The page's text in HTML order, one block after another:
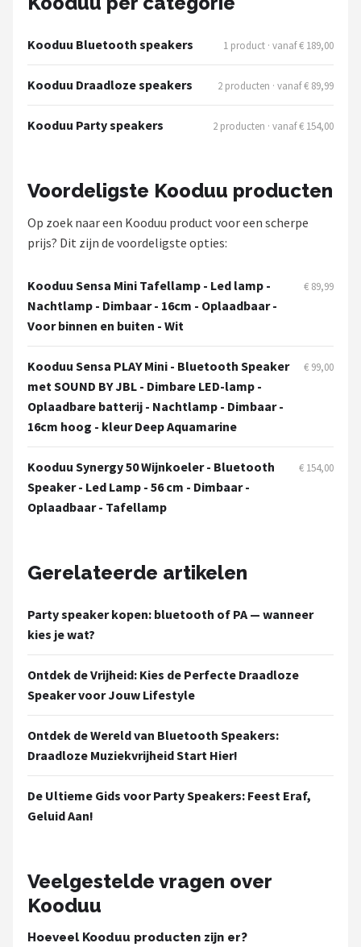
JBL
AquaSound
Ultimea
Carlinkit
Alle merken →
Kooduu Bluetooth speakers 1 product · vanaf € 189,00
Kooduu Draadloze speakers 2 producten · vanaf € 89,99
Kooduu Party speakers 2 producten · vanaf € 154,00
Voordeligste Kooduu producten
Op zoek naar een Kooduu product voor een scherpe
prijs? Dit zijn de voordeligste opties:
Kooduu Sensa Mini Tafellamp - Led lamp -
Nachtlamp - Dimbaar - 16cm - Oplaadbaar -
Voor binnen en buiten - Wit
€ 89,99
Kooduu Sensa PLAY Mini - Bluetooth Speaker
met SOUND BY JBL - Dimbare LED-lamp -
Oplaadbare batterij - Nachtlamp - Dimbaar -
16cm hoog - kleur Deep Aquamarine
€ 99,00
Kooduu Synergy 50 Wijnkoeler - Bluetooth
Speaker - Led Lamp - 56 cm - Dimbaar -
Oplaadbaar - Tafellamp
€ 154,00
Gerelateerde artikelen
Party speaker kopen: bluetooth of PA — wanneer
kies je wat?
Ontdek de Vrijheid: Kies de Perfecte Draadloze
Speaker voor Jouw Lifestyle
Ontdek de Wereld van Bluetooth Speakers:
Draadloze Muziekvrijheid Start Hier!
De Ultieme Gids voor Party Speakers: Feest Eraf,
Geluid Aan!
Veelgestelde vragen over
Kooduu
Hoeveel Kooduu producten zijn er?